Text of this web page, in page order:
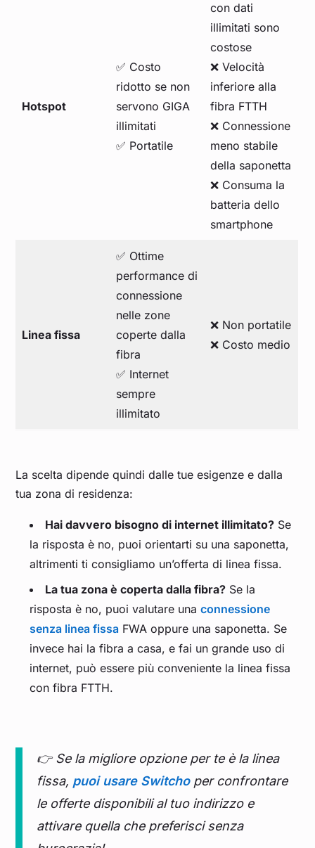
Hotspot
✅ Costo
ridotto se non
servono GIGA
illimitati
✅ Portatile
con dati
illimitati sono
costose
❌ Velocità
inferiore alla
fibra FTTH
❌ Connessione
meno stabile
della saponetta
❌ Consuma la
batteria dello
smartphone
Linea fissa
✅ Ottime
performance di
connessione
nelle zone
coperte dalla
fibra
✅ Internet
sempre
illimitato
❌ Non portatile
❌ Costo medio
La scelta dipende quindi dalle tue esigenze e dalla
tua zona di residenza:
Hai davvero bisogno di internet illimitato? Se
la risposta è no, puoi orientarti su una saponetta,
altrimenti ti consigliamo un’offerta di linea fissa.
La tua zona è coperta dalla fibra? Se la
risposta è no, puoi valutare unaconnessione
senza linea fissa FWA oppure una saponetta. Se
invece hai la fibra a casa, e fai un grande uso di
internet, può essere più conveniente la linea fissa
con fibra FTTH.
👉 Se la migliore opzione per te è la linea
fissa, puoi usare Switchoper confrontare
le offerte disponibili al tuo indirizzo e
attivare quella che preferisci senza